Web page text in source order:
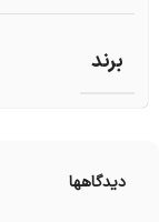
برند
دیدگاهها